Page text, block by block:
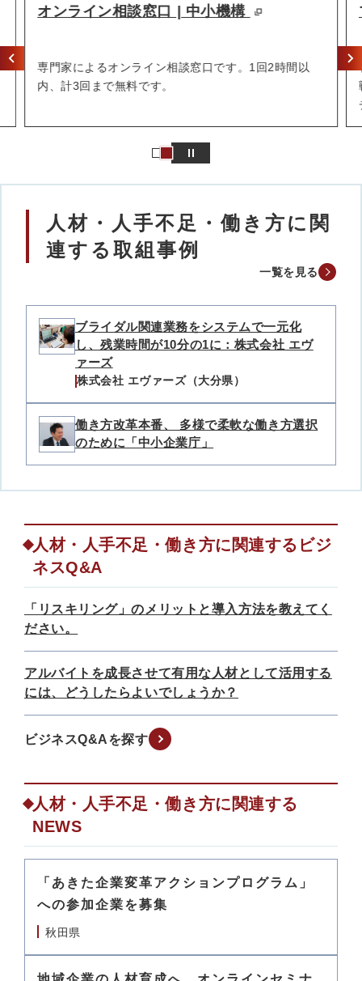
オンライン相談窓口 | 中小機構
専門家によるオンライン相談窓口です。1回2時間以
内、計3回まで無料です。
人材・人手不足・働き方に関
連する取組事例
一覧を見る
ブライダル関連業務をシステムで一元化
し、残業時間が10分の1に：株式会社 エヴ
ァーズ
株式会社 エヴァーズ（大分県）
働き方改革本番、 多様で柔軟な働き方選択
のために「中小企業庁」
人材・人手不足・働き方に関連するビジ
ネスQ&A
「リスキリング」のメリットと導入方法を教えてく
ださい。
アルバイトを成長させて有用な人材として活用する
には、どうしたらよいでしょうか？
ビジネスQ&Aを探す
人材・人手不足・働き方に関連する
NEWS
「あきた企業変革アクションプログラム」
への参加企業を募集
秋田県